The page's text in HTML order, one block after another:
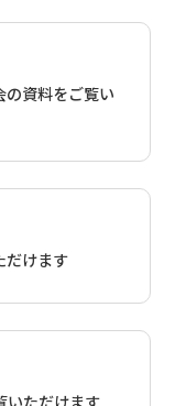
資料をご覧い
だけます
いただけます